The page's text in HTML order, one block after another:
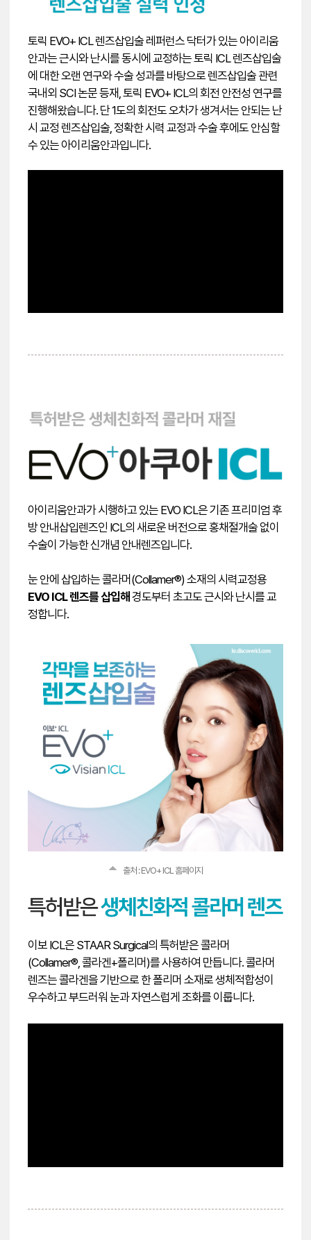
토릭 EVO+ ICL 렌즈삽입술 레퍼런스 닥터가 있는 아이리움
안과는 근시와 난시를 동시에 교정하는 토릭 ICL 렌즈삽입술
에 대한 오랜 연구와 수술 성과를 바탕으로 렌즈삽입술 관련
국내외 SCI 논문 등재, 토릭 EVO+ ICL의 회전 안전성 연구를
진행해왔습니다. 단 1도의 회전도 오차가 생겨서는 안되는 난
시 교정 렌즈삽입술, 정확한 시력 교정과 수술 후에도 안심할
수 있는 아이리움안과입니다.
아이리움안과가 시행하고 있는 EVO ICL은 기존 프리미엄 후
방 안내삽입렌즈인 ICL의 새로운 버전으로 홍채절개술 없이
수술이 가능한 신개념 안내렌즈입니다.
눈 안에 삽입하는 콜라머(Collamer®) 소재의 시력교정용
EVO ICL 렌즈를 삽입해 경도부터 초고도 근시와 난시를 교
정합니다.
출처 : EVO+ ICL 홈페이지
이보 ICL은 STAAR Surgical의 특허받은 콜라머
(Collamer®, 콜라겐+폴리머)를 사용하여 만듭니다. 콜라머
렌즈는 콜라겐을 기반으로 한 폴리머 소재로 생체적합성이
우수하고 부드러워 눈과 자연스럽게 조화를 이룹니다.